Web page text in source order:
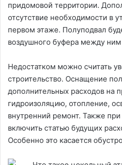
придомовой территории.
отсутствие необходимости в
первом этаже. Полуподвал
воздушного буфера между ним
Недостатком можно считать
строительство. Оснащение
дополнительных расходов на
гидроизоляцию, отопление,
внутренний ремонт. Также
включить статью будущих
Особенно это касается